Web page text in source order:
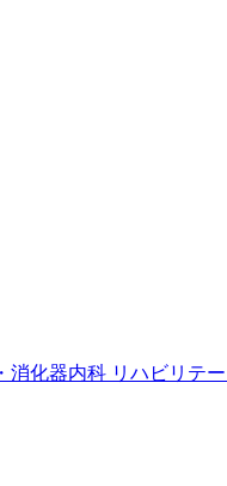
消化器内科 リハビリテ